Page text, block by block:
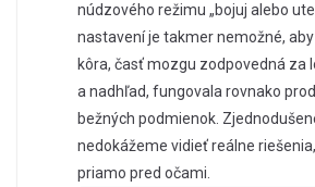
núdzového režimu „bojuj alebo
nastavení je takmer nemožné,
kôra, časť mozgu zodpovedná za
a nadhľad, fungovala rovnako
bežných podmienok.
nedokážeme vidieť reálne
priamo pred očami.